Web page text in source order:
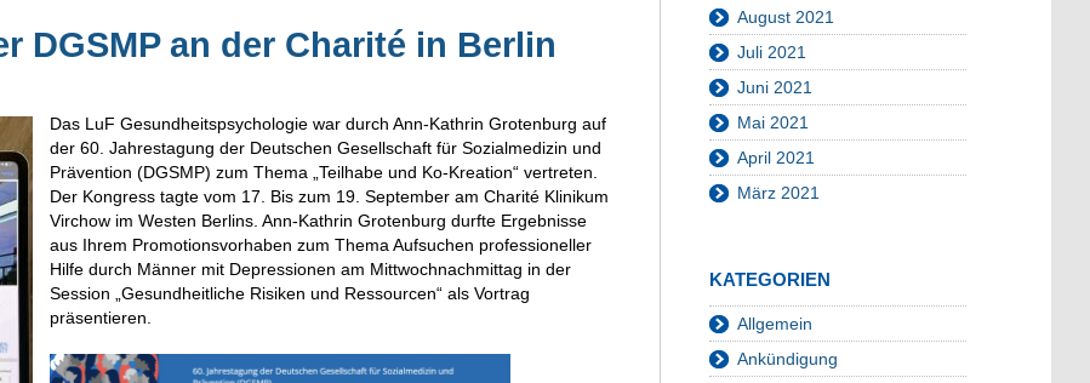
DGSMP an der Charité in Berlin
Das LuF Gesundheitspsychologie war durch Ann-Kathrin Grotenburg auf
der 60. Jahrestagung der Deutschen Gesellschaft für Sozialmedizin und
Prävention (DGSMP) zum Thema „Teilhabe und Ko-Kreation“ vertreten.
Der Kongress tagte vom 17. Bis zum 19. September am Charité Klinikum
Virchow im Westen Berlins. Ann-Kathrin Grotenburg durfte Ergebnisse
aus Ihrem Promotionsvorhaben zum Thema Aufsuchen professioneller
Hilfe durch Männer mit Depressionen am Mittwochnachmittag in der
Session „Gesundheitliche Risiken und Ressourcen“ als Vortrag
präsentieren.
August 2021
Juli 2021
Juni 2021
Mai 2021
April 2021
März 2021
KATEGORIEN
Allgemein
Ankündigung